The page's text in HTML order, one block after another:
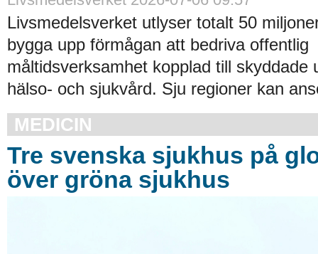
Livsmedelsverket utlyser totalt 50
bygga upp förmågan att bedriva offentlig
måltidsverksamhet kopplad till skyddade
hälso- och sjukvård. Sju regioner kan
MEDICIN
Tre svenska sjukhus på
över gröna sjukhus